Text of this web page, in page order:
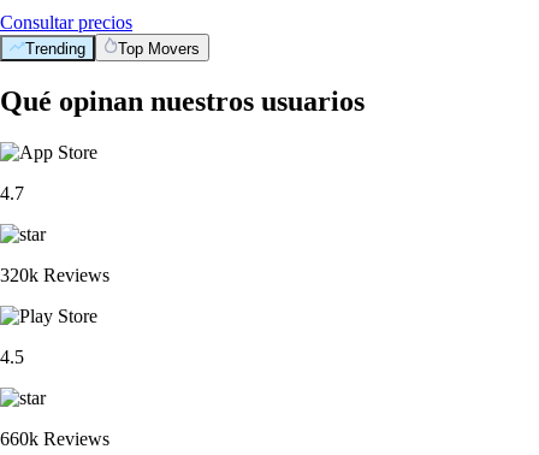
Consultar precios
Trending Top Movers
Qué opinan nuestros usuarios
4.7
320k Reviews
4.5
660k Reviews